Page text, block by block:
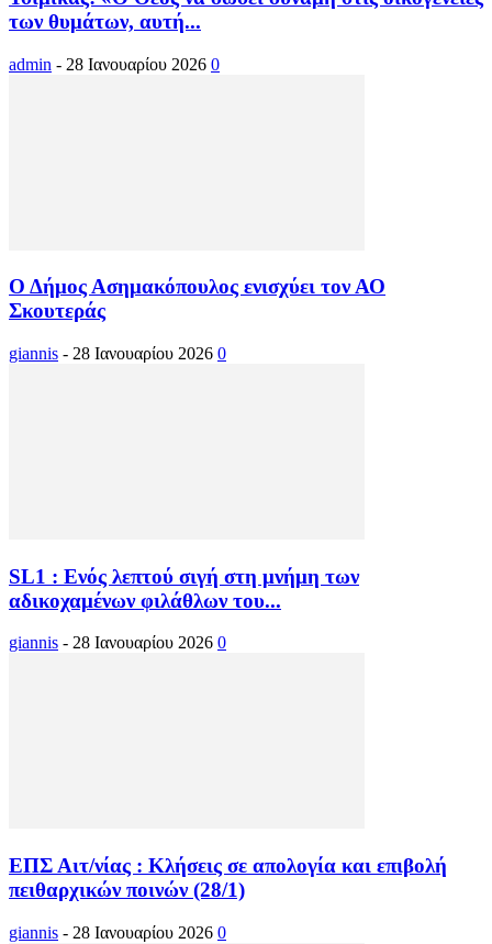
των θυμάτων, αυτή...
admin - 28 Ιανουαρίου 2026 0
Ο Δήμος Ασημακόπουλος ενισχύει τον ΑΟ
Σκουτεράς
giannis - 28 Ιανουαρίου 2026 0
SL1 : Ενός λεπτού σιγή στη μνήμη των
αδικοχαμένων φιλάθλων του...
giannis - 28 Ιανουαρίου 2026 0
ΕΠΣ Αιτ/νίας : Κλήσεις σε απολογία και επιβολή
πειθαρχικών ποινών (28/1)
giannis - 28 Ιανουαρίου 2026 0